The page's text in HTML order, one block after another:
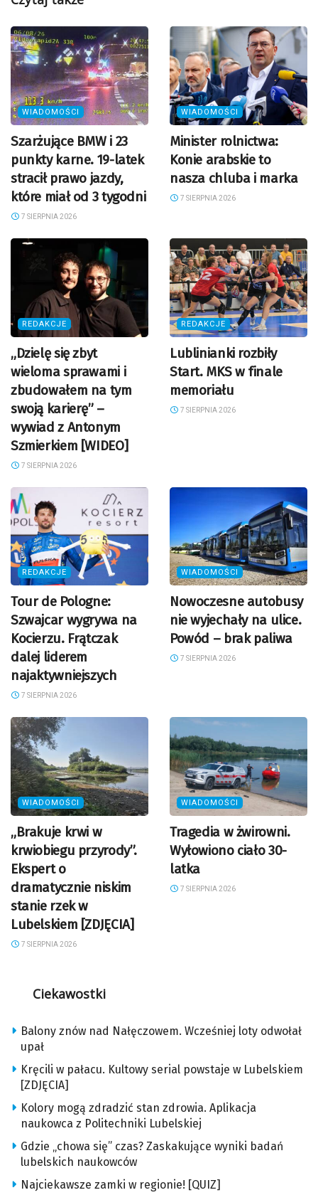
WIADOMOŚCI
Szarżujące BMW i 23
punkty karne. 19-latek
stracił prawo jazdy,
które miał od 3 tygodni
7 SIERPNIA 2026
WIADOMOŚCI
Minister rolnictwa:
Konie arabskie to
nasza chluba i marka
7 SIERPNIA 2026
REDAKCJE
„Dzielę się zbyt
wieloma sprawami i
zbudowałem na tym
swoją karierę” –
wywiad z Antonym
Szmierkiem [WIDEO]
7 SIERPNIA 2026
REDAKCJE
Lublinianki rozbiły
Start. MKS w finale
memoriału
7 SIERPNIA 2026
REDAKCJE
Tour de Pologne:
Szwajcar wygrywa na
Kocierzu. Frątczak
dalej liderem
najaktywniejszych
7 SIERPNIA 2026
WIADOMOŚCI
Nowoczesne autobusy
nie wyjechały na ulice.
Powód – brak paliwa
7 SIERPNIA 2026
WIADOMOŚCI
„Brakuje krwi w
krwiobiegu przyrody”.
Ekspert o
dramatycznie niskim
stanie rzek w
Lubelskiem [ZDJĘCIA]
7 SIERPNIA 2026
WIADOMOŚCI
Tragedia w żwirowni.
Wyłowiono ciało 30-
latka
7 SIERPNIA 2026
Ciekawostki
Balony znów nad Nałęczowem. Wcześniej loty odwołał
upał
Kręcili w pałacu. Kultowy serial powstaje w Lubelskiem
[ZDJĘCIA]
Kolory mogą zdradzić stan zdrowia. Aplikacja
naukowca z Politechniki Lubelskiej
Gdzie „chowa się” czas? Zaskakujące wyniki badań
lubelskich naukowców
Najciekawsze zamki w regionie! [QUIZ]